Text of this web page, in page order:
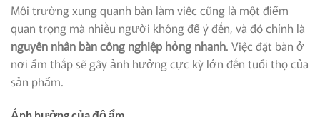
Môi trường xung quanh bàn làm việc cũng là một điểm
quan trọng mà nhiều người không để ý đến, và đó chính là
nguyên nhân bàn công nghiệp hỏng nhanh. Việc đặt bàn ở
nơi ẩm thấp sẽ gây ảnh hưởng cực kỳ lớn đến tuổi thọ của
sản phẩm.